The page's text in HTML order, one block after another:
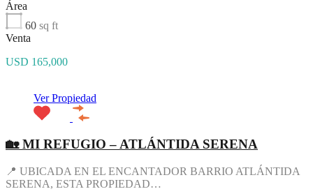
Área
60 sq ft
Venta
USD 165,000
Ver Propiedad
🏡 MI REFUGIO – ATLÁNTIDA SERENA
📍 UBICADA EN EL ENCANTADOR BARRIO ATLÁNTIDA
SERENA, ESTA PROPIEDAD…